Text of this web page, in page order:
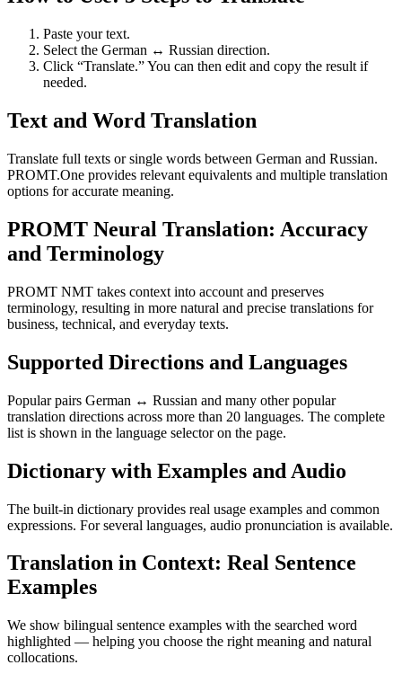
Paste your text.
Select the German ↔ Russian direction.
Click “Translate.” You can then edit and copy the result if
needed.
Text and Word Translation
Translate full texts or single words between German and Russian.
PROMT.One provides relevant equivalents and multiple translation
options for accurate meaning.
PROMT Neural Translation: Accuracy
and Terminology
PROMT NMT takes context into account and preserves
terminology, resulting in more natural and precise translations for
business, technical, and everyday texts.
Supported Directions and Languages
Popular pairs German ↔ Russian and many other popular
translation directions across more than 20 languages. The complete
list is shown in the language selector on the page.
Dictionary with Examples and Audio
The built-in dictionary provides real usage examples and common
expressions. For several languages, audio pronunciation is available.
Translation in Context: Real Sentence
Examples
We show bilingual sentence examples with the searched word
highlighted — helping you choose the right meaning and natural
collocations.